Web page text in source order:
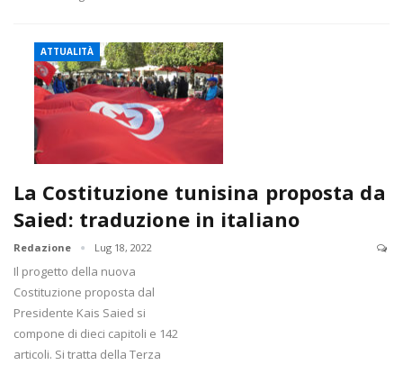
ATTUALITÀ
La Costituzione tunisina proposta da
Saied: traduzione in italiano
Redazione Lug 18, 2022
Il progetto della nuova
Costituzione proposta dal
Presidente Kais Saied si
compone di dieci capitoli e 142
articoli. Si tratta della Terza